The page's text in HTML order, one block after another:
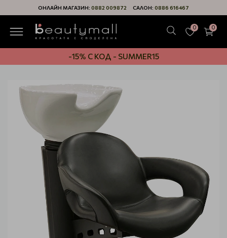
ОНЛАЙН МАГАЗИН: 0882 009872 САЛОН: 0886 616467
0 0
-15% С КОД - SUMMER15